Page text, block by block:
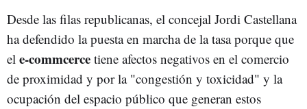
Desde las filas republicanas, el concejal Jordi Castellana
ha defendido la puesta en marcha de la tasa porque que
el e-commcerce tiene afectos negativos en el comercio
de proximidad y por la "congestión y toxicidad" y la
ocupación del espacio público que generan estos